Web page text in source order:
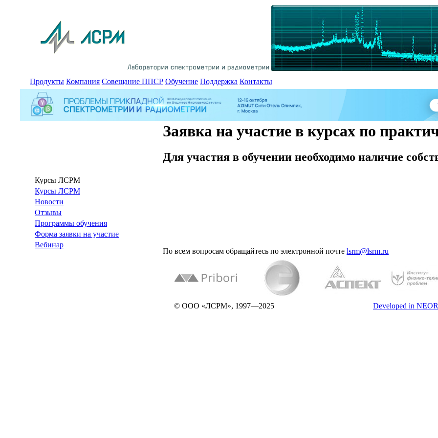
Продукты Компания Совещание ППСР Обучение Поддержка Контакты
Курсы ЛСРМ
Курсы ЛСРМ
Новости
Отзывы
Программы обучения
Форма заявки на участие
Вебинар
Заявка на участие в курсах по
Для участия в обучении необходимо наличие
По всем вопросам обращайтесь по электронной почте lsrm@lsrm.ru
© ООО «ЛСРМ», 1997—2025 Developed in